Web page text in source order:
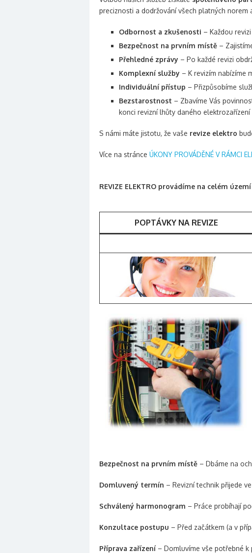
preciznosti a dodržování všech platných norem
Odbornost a zkušenosti – Každou
Bezpečnost na prvním místě –
Přehledné zprávy – Po každé revizi
Komplexní služby – K revizím nabízíme
Individuální přístup – Přizpůsobíme
Bezstarostnost – Zbavíme Vás
konci revizní lhůty daného
S námi máte jistotu, že vaše revize elektro
Více na stránce ÚKONY PROVÁDĚNÉ V RÁMCI
REVIZE ELEKTRO provádíme na celém
POPTÁVKY NA REVIZE
Bezpečnost na prvním místě – Dbáme na
Domluvený termín – Revizní technik přijede
Schválený harmonogram – Práce probíhají
Konzultace postupu – Před začátkem (a v
Příprava zařízení– Domluvíme vše potřebné k